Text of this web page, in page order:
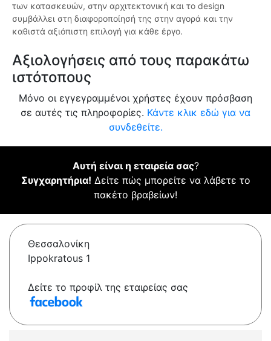
των κατασκευών, στην αρχιτεκτονική και το design
συμβάλλει στη διαφοροποίησή της στην αγορά και την
καθιστά αξιόπιστη επιλογή για κάθε έργο.
Αξιολογήσεις από τους παρακάτω
ιστότοπους
Μόνο οι εγγεγραμμένοι χρήστες έχουν πρόσβαση
σε αυτές τις πληροφορίες. Κάντε κλικ εδώ για να
συνδεθείτε.
Αυτή είναι η εταιρεία σας?
Συγχαρητήρια! Δείτε πώς μπορείτε να λάβετε το
πακέτο βραβείων!
Θεσσαλονίκη
Ippokratous 1
Δείτε το προφίλ της εταιρείας σας